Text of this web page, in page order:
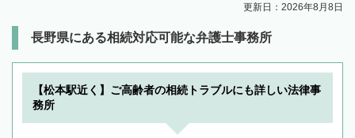
更新日：2026年8月8日
長野県にある相続対応可能な弁護士事務所
【松本駅近く】ご高齢者の相続トラブルにも詳しい法律事
務所